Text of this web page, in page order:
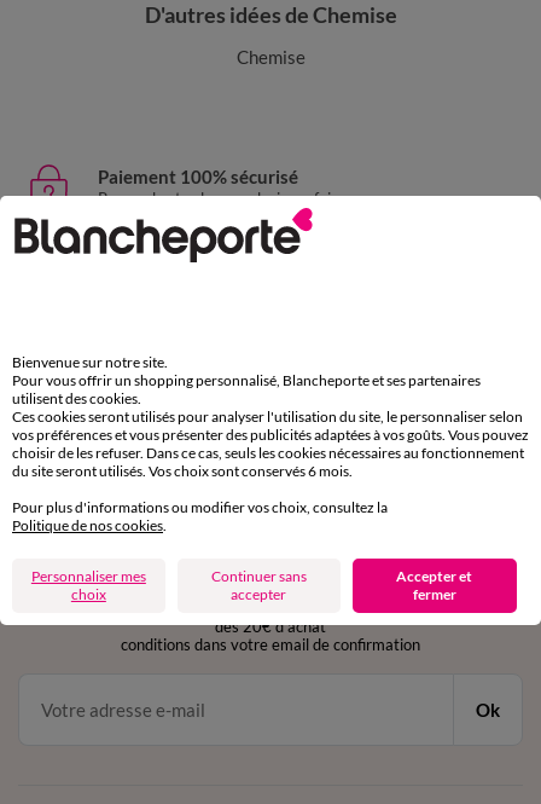
D'autres idées de Chemise
Chemise
Paiement 100% sécurisé
Payez plus tard ou en plusieurs fois
Livraison express
sous 30 jours avec Mondial Relay uniquement
Service clients
par chat et par téléphone
de 8h00 à 20h00 du lundi au samedi
en vous inscrivant à la newsletter
dès 20€ d’achat
conditions dans votre email de confirmation
Ok
Bienvenue sur notre site.
Pour vous offrir un shopping personnalisé, Blancheporte et ses partenaires
utilisent des cookies.
Ces cookies seront utilisés pour analyser l'utilisation du site, le personnaliser selon
vos préférences et vous présenter des publicités adaptées à vos goûts. Vous pouvez
choisir de les refuser. Dans ce cas, seuls les cookies nécessaires au fonctionnement
du site seront utilisés. Vos choix sont conservés 6 mois.
Pour plus d'informations ou modifier vos choix, consultez la
Politique de nos cookies
Personnaliser mes
choix
Continuer sans
accepter
Accepter et
fermer